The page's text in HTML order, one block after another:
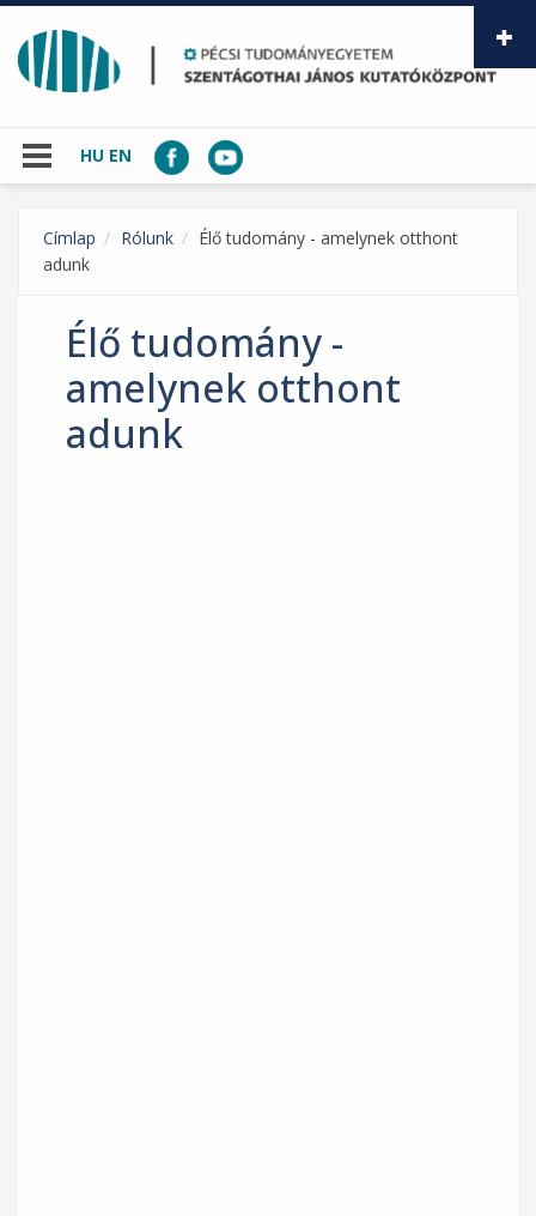
Ugrás a tartalomra
HU EN
Címlap Rólunk
Élő tudomány - amelynek otthont
adunk
Élő tudomány -
amelynek otthont
adunk